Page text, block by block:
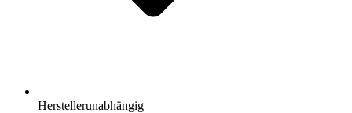
Herstellerunabhängig